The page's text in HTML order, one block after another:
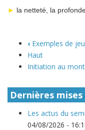
► la netteté, la
‹ Exemples de
Haut
Initiation au
Dernières
Les actus du
04/08/2026 -